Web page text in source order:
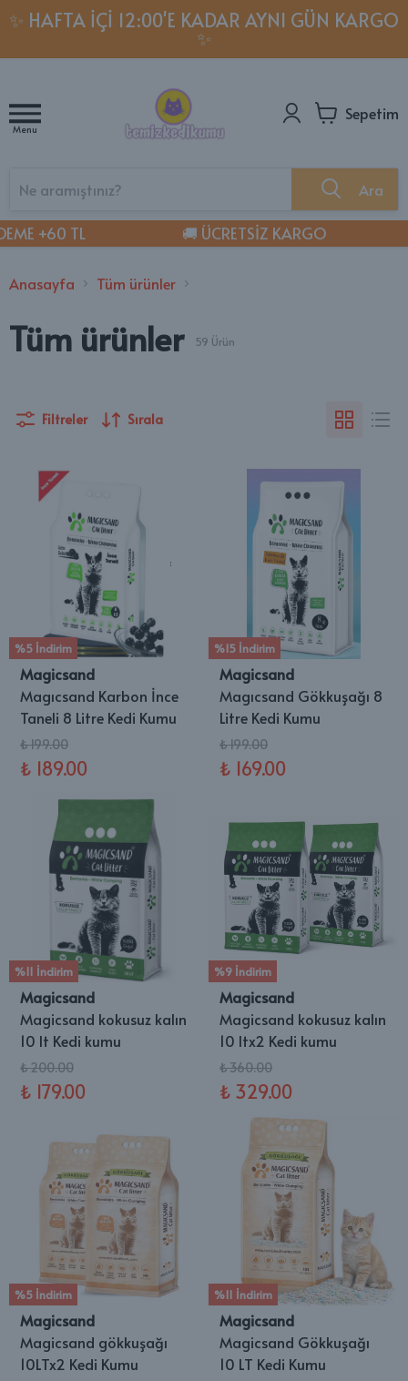
✨ HAFTA İÇI 12:00'E KADAR AYNI GÜN KARGO
✨
Menu
Sepetim
Ara
+60 TL 🚚 ÜCRETSİZ KARGO
Anasayfa Tüm ürünler
Tüm ürünler 59 Ürün
Filtreler Sırala
%5 İndirim
Magicsand
Magıcsand Karbon İnce
Taneli 8 Litre Kedi Kumu
₺ 199.00
₺ 189.00
%15 İndirim
Magicsand
Magıcsand Gökkuşağı 8
Litre Kedi Kumu
₺ 199.00
₺ 169.00
%11 İndirim
Magicsand
Magicsand kokusuz kalın
10 lt Kedi kumu
₺ 200.00
₺ 179.00
%9 İndirim
Magicsand
Magicsand kokusuz kalın
10 ltx2 Kedi kumu
₺ 360.00
₺ 329.00
%5 İndirim
Magicsand
Magicsand gökkuşağı
10LTx2 Kedi Kumu
%11 İndirim
Magicsand
Magicsand Gökkuşağı
10 LT Kedi Kumu